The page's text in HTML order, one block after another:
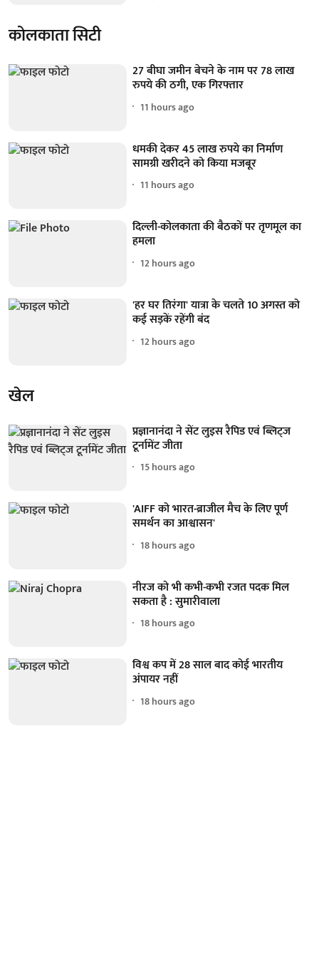
कोलकाता सिटी
27 बीघा जमीन बेचने के नाम पर 78 लाख
रुपये की ठगी, एक गिरफ्तार
11 hours ago
धमकी देकर 45 लाख रुपये का निर्माण
सामग्री खरीदने को किया मजबूर
11 hours ago
दिल्ली-कोलकाता की बैठकों पर तृणमूल का
हमला
12 hours ago
'हर घर तिरंगा' यात्रा के चलते 10 अगस्त को
कई सड़कें रहेंगी बंद
12 hours ago
खेल
प्रज्ञानानंदा ने सेंट लुइस रैपिड एवं ब्लिट्ज
टूर्नामेंट जीता
15 hours ago
'AIFF को भारत-ब्राजील मैच के लिए पूर्ण
समर्थन का आश्वासन'
18 hours ago
नीरज को भी कभी-कभी रजत पदक मिल
सकता है : सुमारीवाला
18 hours ago
विश्व कप में 28 साल बाद कोई भारतीय
अंपायर नहीं
18 hours ago